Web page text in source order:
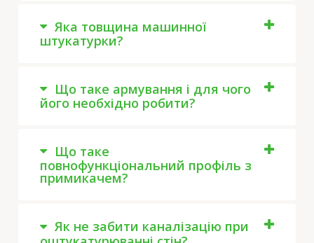
Яка товщина машинної
штукатурки?
Що таке армування і для чого
його необхідно робити?
Що таке
повнофункціональний профіль з
примикачем?
Як не забити каналізацію при